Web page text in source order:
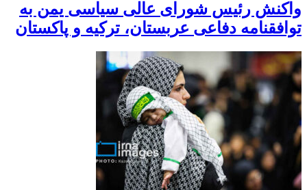
واکنش رئیس شورای عالی سیاسی یمن به
توافقنامه دفاعی عربستان، ترکیه و پاکستان